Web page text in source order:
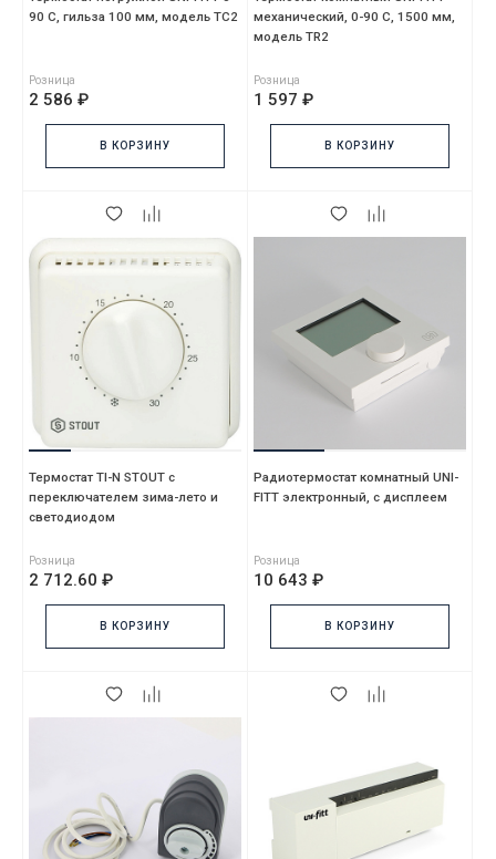
90 C, гильза 100 мм, модель ТС2
Розница
2 586 ₽
В КОРЗИНУ
механический, 0-90 С, 1500 мм,
модель TR2
Розница
1 597 ₽
В КОРЗИНУ
Термостат TI-N STOUT с
переключателем зима-лето и
светодиодом
Розница
2 712.60 ₽
В КОРЗИНУ
Радиотермостат комнатный UNI-
FITT электронный, с дисплеем
Розница
10 643 ₽
В КОРЗИНУ